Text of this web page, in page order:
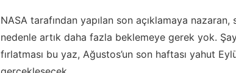
NASA tarafından yapılan son açıklamaya
nedenle artık daha fazla beklemeye gerek yok.
fırlatması bu yaz, Ağustos’un son haftası yahut